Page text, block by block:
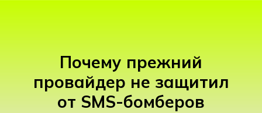
Почему прежний
провайдер не защитил
от SMS-бомберов